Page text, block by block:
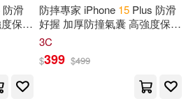
Emily(239)
防滑
保護
防摔專家 iPhone 15 Plus 防滑
好握 加厚防撞氣囊 高強度保護
殼 藍
3C
$399 $499